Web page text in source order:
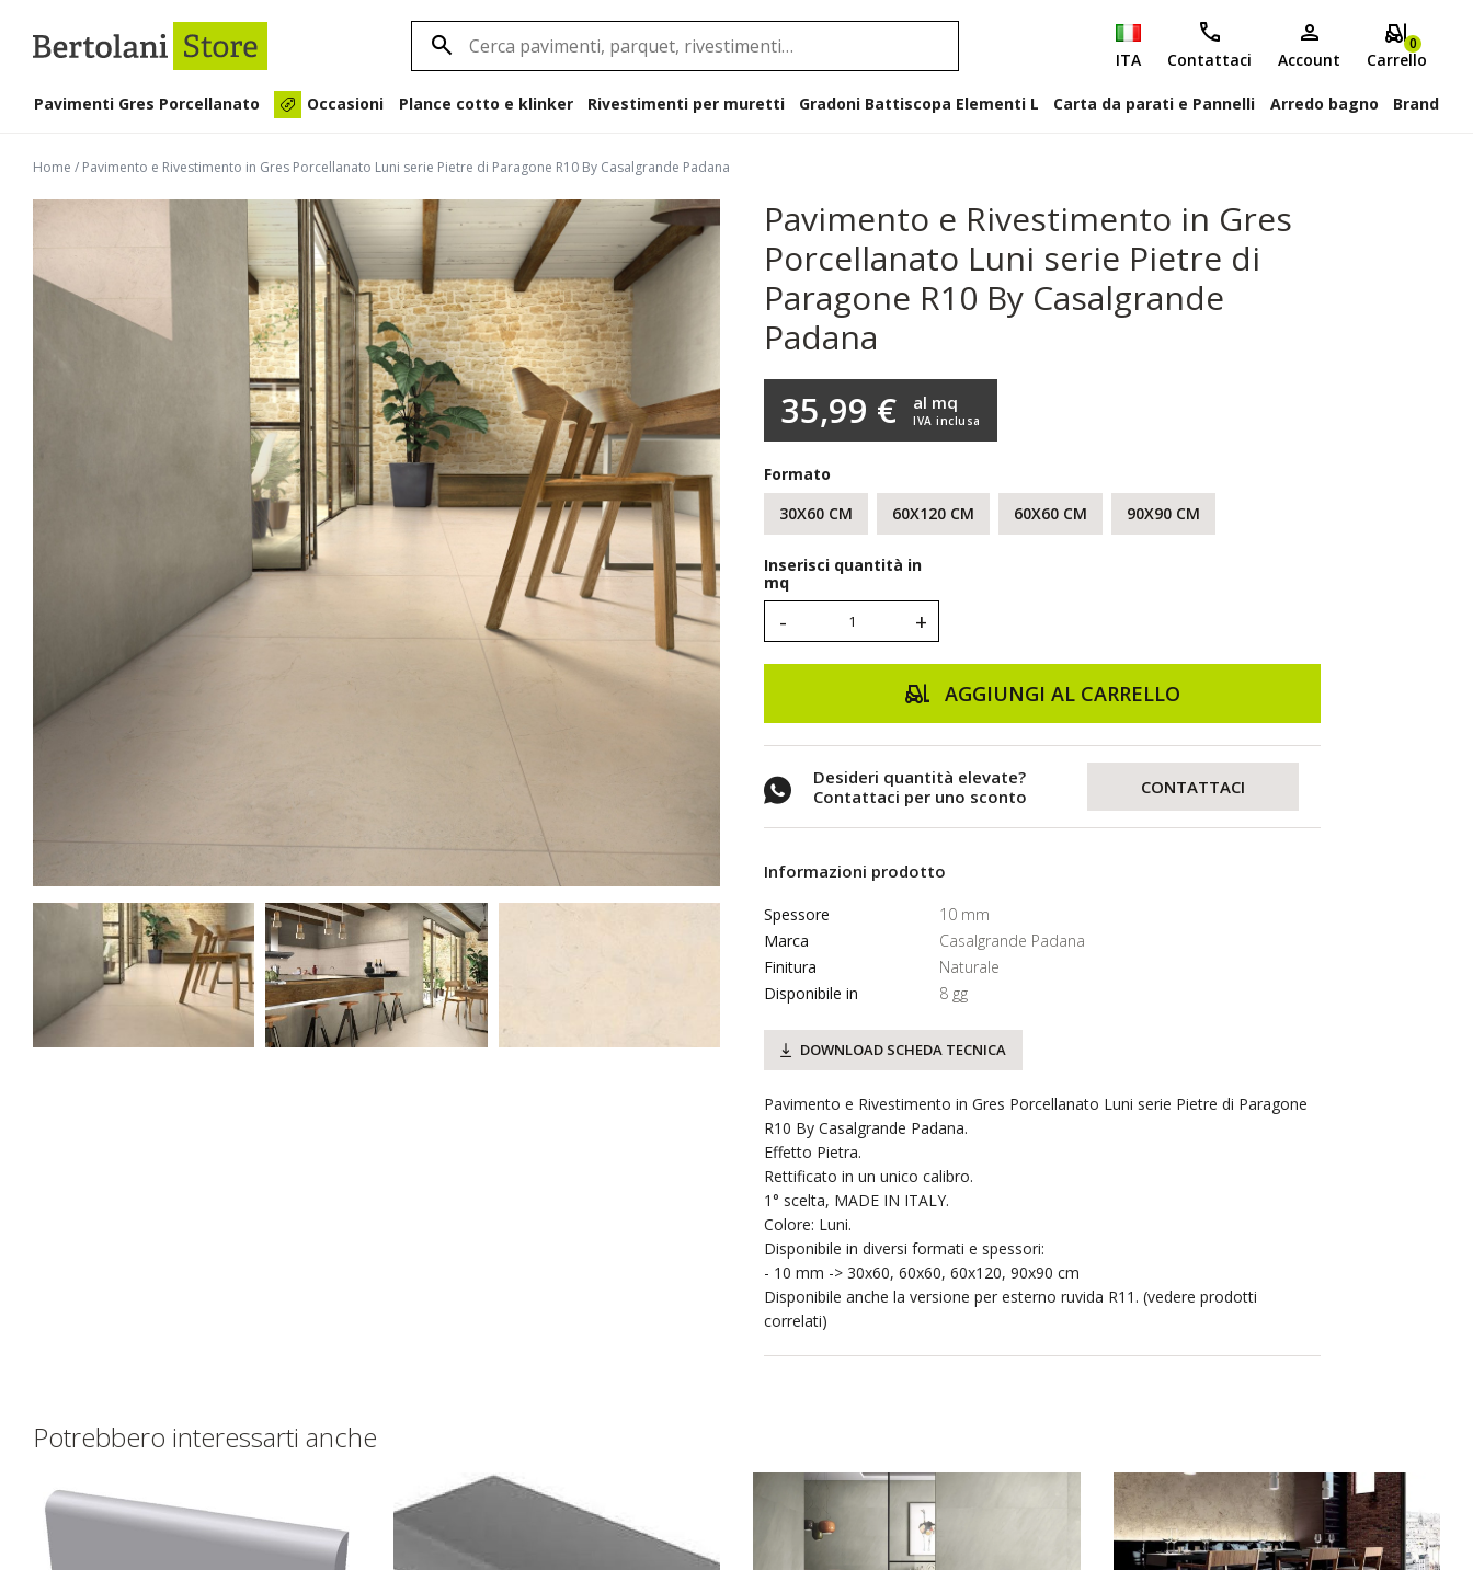
ITA Contattaci Account
0
Carrello
Pavimenti Gres Porcellanato Occasioni Plance cotto e klinker Rivestimenti per muretti Gradoni Battiscopa Elementi L Carta da parati e Pannelli Arredo bagno Brand
Home / Pavimento e Rivestimento in Gres Porcellanato Luni serie Pietre di Paragone R10 By Casalgrande Padana
Pavimento e Rivestimento in Gres
Porcellanato Luni serie Pietre di
Paragone R10 By Casalgrande
Padana
35,99 € IVA inclusa
al mq
Formato
30X60 CM
60X120 CM 60X60 CM 90X90 CM
Inserisci quantità in
mq
- +
AGGIUNGI AL CARRELLO
Desideri quantità elevate?
Contattaci per uno sconto
CONTATTACI
Informazioni prodotto
Spessore
10 mm
Marca
Casalgrande Padana
Finitura
Naturale
Disponibile in
8 gg
DOWNLOAD SCHEDA TECNICA
Pavimento e Rivestimento in Gres Porcellanato Luni serie Pietre di Paragone
R10 By Casalgrande Padana.
Effetto Pietra.
Rettificato in un unico calibro.
1° scelta, MADE IN ITALY.
Colore: Luni.
Disponibile in diversi formati e spessori:
- 10 mm -> 30x60, 60x60, 60x120, 90x90 cm
Disponibile anche la versione per esterno ruvida R11. (vedere prodotti
correlati)
Potrebbero interessarti anche